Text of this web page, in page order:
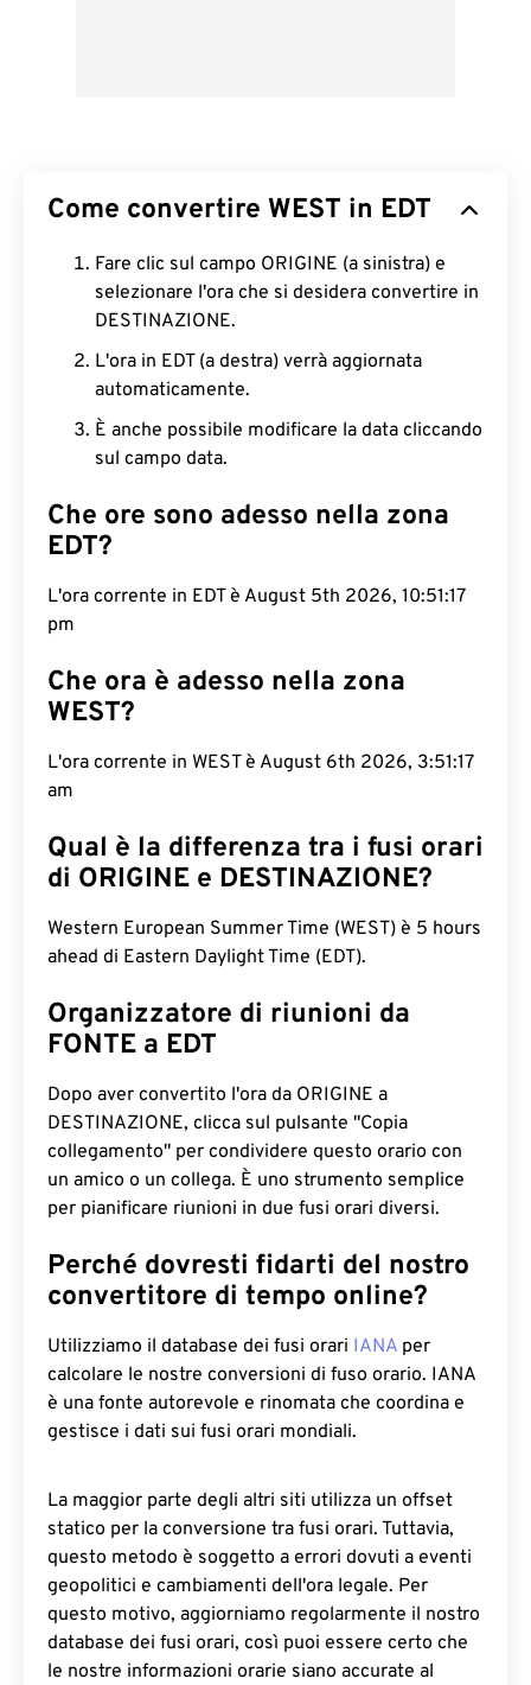
Come convertire WEST in EDT
Fare clic sul campo ORIGINE (a sinistra) e
selezionare l'ora che si desidera convertire in
DESTINAZIONE.
L'ora in EDT (a destra) verrà aggiornata
automaticamente.
È anche possibile modificare la data cliccando
sul campo data.
Che ore sono adesso nella zona
EDT?
L'ora corrente in EDT è August 5th 2026, 10:51:18
pm
Che ora è adesso nella zona
WEST?
L'ora corrente in WEST è August 6th 2026, 3:51:18
am
Qual è la differenza tra i fusi orari
di ORIGINE e DESTINAZIONE?
Western European Summer Time (WEST) è 5 hours
ahead di Eastern Daylight Time (EDT).
Organizzatore di riunioni da
FONTE a EDT
Dopo aver convertito l'ora da ORIGINE a
DESTINAZIONE, clicca sul pulsante "Copia
collegamento" per condividere questo orario con
un amico o un collega. È uno strumento semplice
per pianificare riunioni in due fusi orari diversi.
Perché dovresti fidarti del nostro
convertitore di tempo online?
Utilizziamo il database dei fusi orari IANA per
calcolare le nostre conversioni di fuso orario. IANA
è una fonte autorevole e rinomata che coordina e
gestisce i dati sui fusi orari mondiali.
La maggior parte degli altri siti utilizza un offset
statico per la conversione tra fusi orari. Tuttavia,
questo metodo è soggetto a errori dovuti a eventi
geopolitici e cambiamenti dell'ora legale. Per
questo motivo, aggiorniamo regolarmente il nostro
database dei fusi orari, così puoi essere certo che
le nostre informazioni orarie siano accurate al